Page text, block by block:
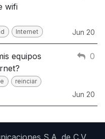
wifi
Internet Jun 20
equipos
reinciar
0
Jun 20